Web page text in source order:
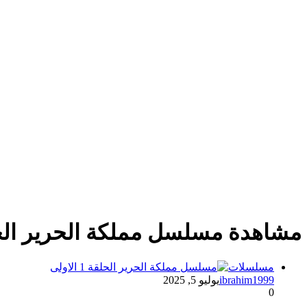
مشاهدة مسلسل مملكة الحرير الحلقة 1
مسلسلات
ibrahim1999يوليو 5, 2025
0